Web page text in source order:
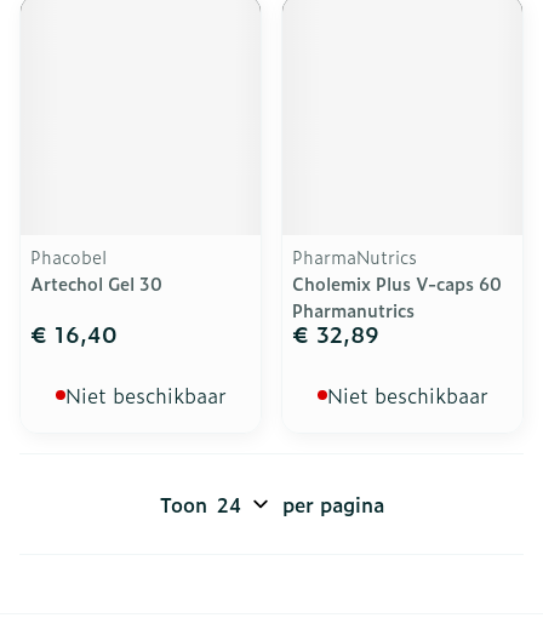
Phacobel
Artechol Gel 30
€ 16,40
Niet beschikbaar
PharmaNutrics
Cholemix Plus V-caps 60
Pharmanutrics
€ 32,89
Niet beschikbaar
Toon per pagina